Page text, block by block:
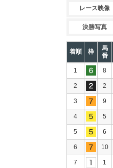
レース映像
決勝写真
着順 枠
馬
番
1 8
2 2
3 9
4 5
5 6
6 10
7 1